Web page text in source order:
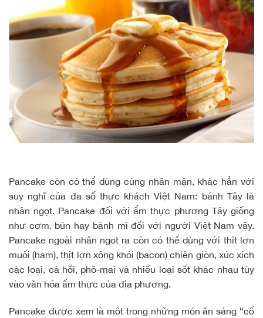
Pancake còn có thể dùng cùng nhân mặn, khác hẳn với
suy nghĩ của đa số thực khách Việt Nam: bánh Tây là
nhân ngọt. Pancake đối với ẩm thực phương Tây giống
như cơm, bún hay bánh mì đối với người Việt Nam vậy.
Pancake ngoài nhân ngọt ra còn có thể dùng với thịt lợn
muối (ham), thịt lợn xông khói (bacon) chiên giòn, xúc xích
các loại, cá hồi, phô-mai và nhiều loại sốt khác nhau tùy
vào văn hóa ẩm thực của địa phương.
Pancake được xem là một trong những món ăn sáng “cổ